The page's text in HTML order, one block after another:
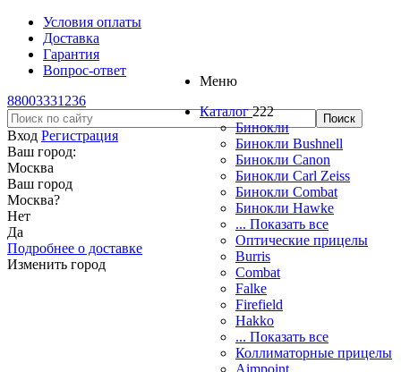
Условия оплаты
Доставка
Гарантия
Вопрос-ответ
88003331236
Вход Регистрация
Ваш город:
Москва
Ваш город
Москва?
Нет
Да
Подробнее о доставке
Изменить город
Меню
Каталог 222
Бинокли
Бинокли Bushnell
Бинокли Canon
Бинокли Carl Zeiss
Бинокли Combat
Бинокли Hawke
... Показать все
Оптические прицелы
Burris
Combat
Falke
Firefield
Hakko
... Показать все
Коллиматорные прицелы
Aimpoint